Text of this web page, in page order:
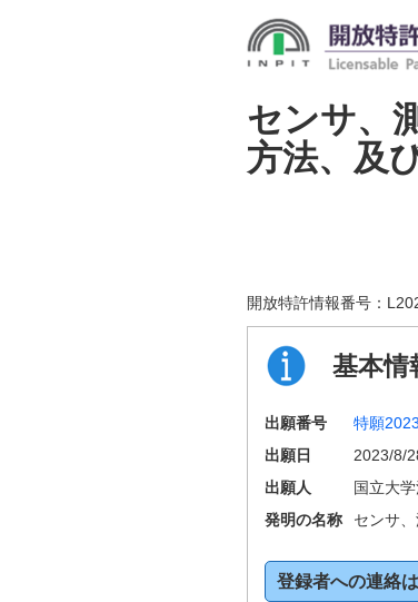
センサ、
方法、及
開放特許情報番号：
基本情
出願番号 特願
出願日
2023/8/
出願人
国立大
発明の名称
センサ
登録者への連絡